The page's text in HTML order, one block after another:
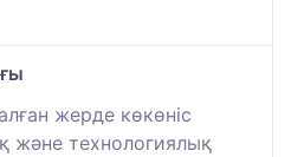
жерде көкөніс
және технологиялық